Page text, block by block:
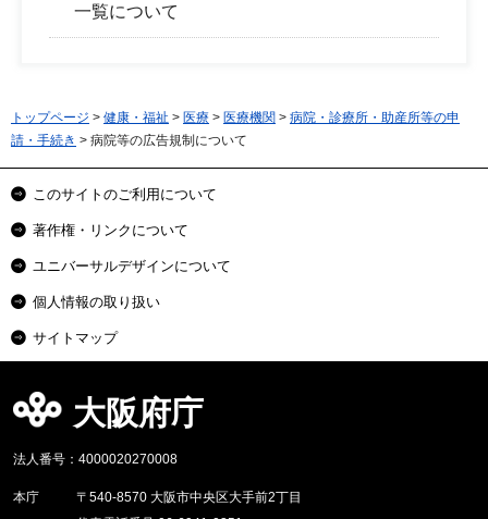
一覧について
トップページ > 健康・福祉 > 医療 > 医療機関 > 病院・診療所・助産所等の申
請・手続き > 病院等の広告規制について
このサイトのご利用について
著作権・リンクについて
ユニバーサルデザインについて
個人情報の取り扱い
サイトマップ
大阪府庁
法人番号：4000020270008
本庁
〒540-8570 大阪市中央区大手前2丁目